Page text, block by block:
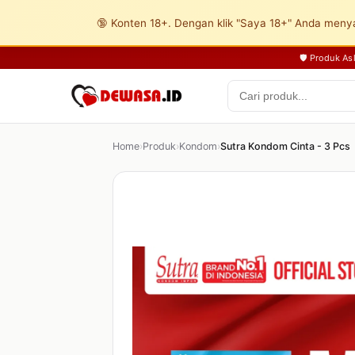
🔞 Konten 18+. Dengan klik "Saya 18+" Anda
🛡️ Produk
Home›Produk›Kondom›Sutra Kondom Cinta - 3 Pcs